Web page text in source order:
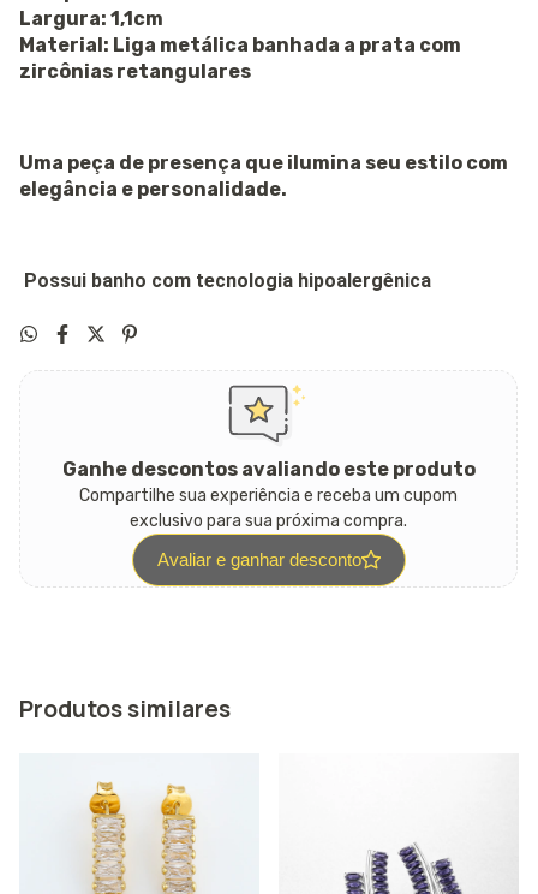
Largura: 1,1cm
Material: Liga metálica banhada a prata com
zircônias retangulares
Uma peça de presença que ilumina seu estilo com
elegância e personalidade.
Possui banho com tecnologia hipoalergênica
Ganhe descontos avaliando este produto
Compartilhe sua experiência e receba um cupom
exclusivo para sua próxima compra.
Avaliar e ganhar desconto
Produtos similares